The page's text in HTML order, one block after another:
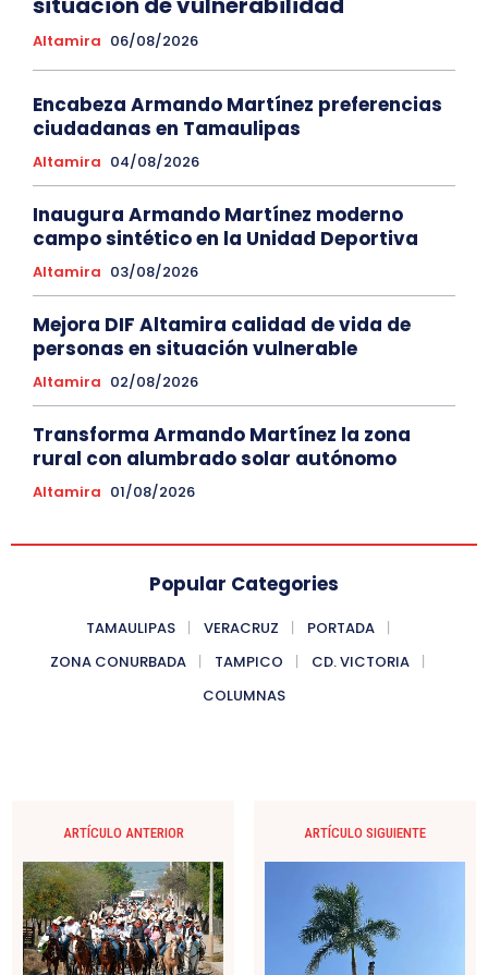
Altamira 06/08/2026
Encabeza Armando Martínez preferencias
ciudadanas en Tamaulipas
Altamira 04/08/2026
Inaugura Armando Martínez moderno
campo sintético en la Unidad Deportiva
Altamira 03/08/2026
Mejora DIF Altamira calidad de vida de
personas en situación vulnerable
Altamira 02/08/2026
Transforma Armando Martínez la zona
rural con alumbrado solar autónomo
Altamira 01/08/2026
Popular Categories
TAMAULIPAS VERACRUZ
PORTADA
ZONA CONURBADA
TAMPICO
CD. VICTORIA
COLUMNAS
ARTÍCULO ANTERIOR ARTÍCULO SIGUIENTE